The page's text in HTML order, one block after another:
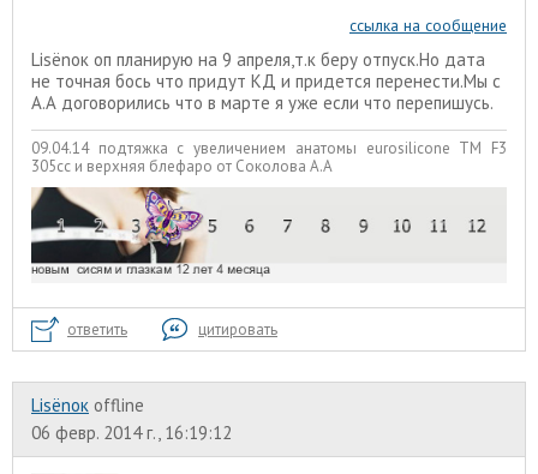
ссылка на сообщение
Lisёnок оп планирую на 9 апреля,т.к беру отпуск.Но дата
не точная бось что придут КД и придется перенести.Мы с
А.А договорились что в марте я уже если что перепишусь.
09.04.14 подтяжка с увеличением анатомы eurosilicone TM F3
305cc и верхняя блефаро от Соколова А.А
ответить цитировать
Lisёnок offline
06 февр. 2014 г., 16:19:12